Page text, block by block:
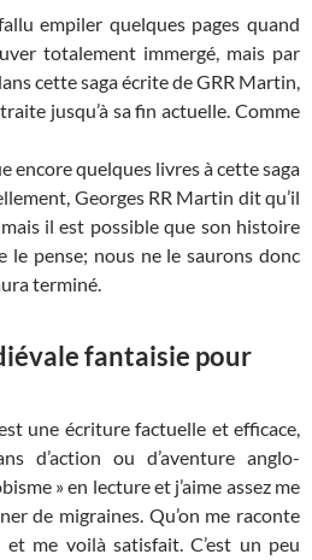
empiler quelques pages quand
totalement immergé, mais par
cette saga écrite de GRR Martin,
jusqu’à sa fin actuelle. Comme
encore quelques livres à cette saga
Georges RR Martin dit qu’il
il est possible que son histoire
le pense; nous ne le saurons donc
terminé.
fantaisie pour
une écriture factuelle et efficace,
d’action ou d’aventure anglo-
» en lecture et j’aime assez me
de migraines. Qu’on me raconte
me voilà satisfait. C’est un peu